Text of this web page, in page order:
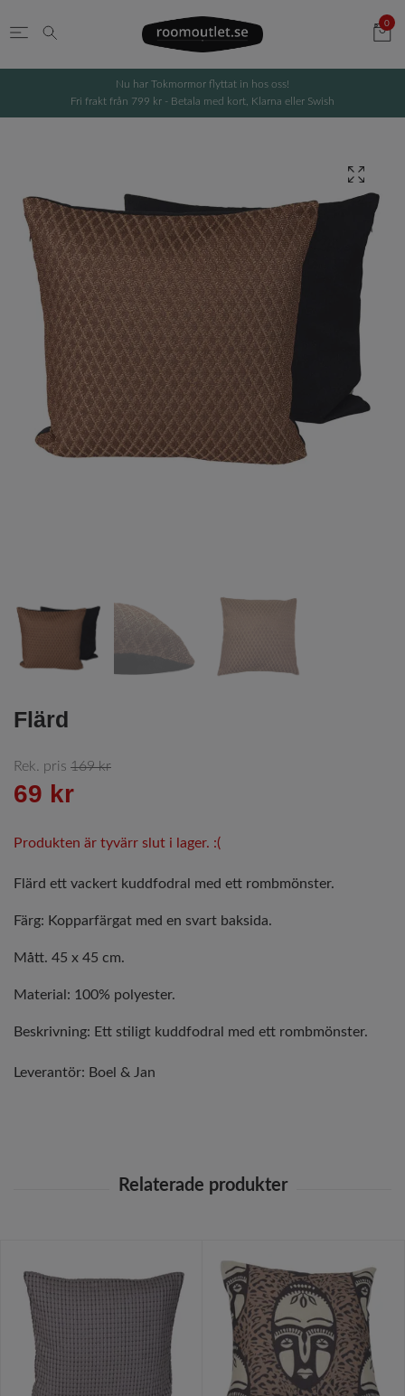
0
Nu har Tokmormor flyttat in hos oss!
Fri frakt från 799 kr - Betala med kort, Klarna eller Swish
Flärd
Rek. pris 169 kr
69 kr
Produkten är tyvärr slut i lager. :(
Flärd ett vackert kuddfodral med ett rombmönster.
Färg: Kopparfärgat med en svart baksida.
Mått. 45 x 45 cm.
Material: 100% polyester.
Beskrivning: Ett stiligt kuddfodral med ett rombmönster.
Leverantör: Boel & Jan